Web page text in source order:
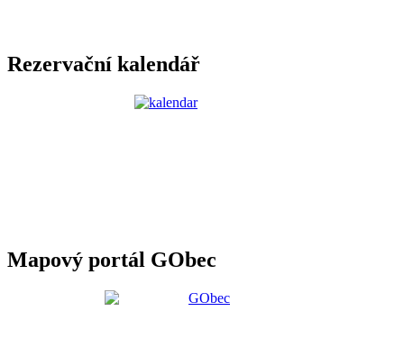
Rezervační kalendář
Mapový portál GObec